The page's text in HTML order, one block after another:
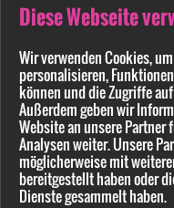
Diese Webseite
Wir verwenden Cookies,
personalisieren,
können und die Zugriffe
Außerdem geben wir
Website an unsere Partner
Analysen weiter. Unsere
möglicherweise mit
bereitgestellt haben oder
Dienste gesammelt haben.